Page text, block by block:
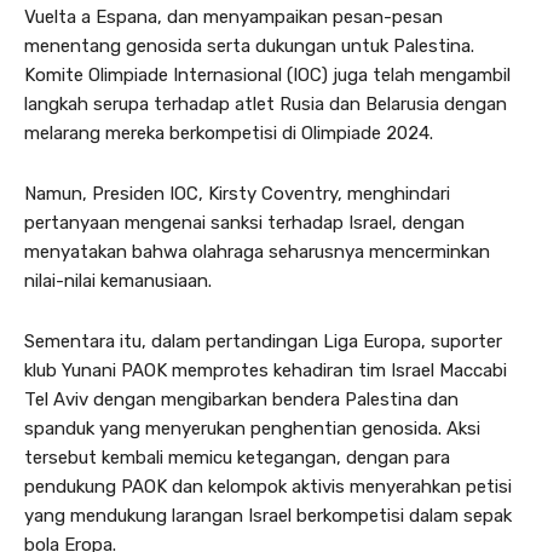
Vuelta a Espana, dan menyampaikan pesan-pesan
menentang genosida serta dukungan untuk Palestina.
Komite Olimpiade Internasional (IOC) juga telah mengambil
langkah serupa terhadap atlet Rusia dan Belarusia dengan
melarang mereka berkompetisi di Olimpiade 2024.
Namun, Presiden IOC, Kirsty Coventry, menghindari
pertanyaan mengenai sanksi terhadap Israel, dengan
menyatakan bahwa olahraga seharusnya mencerminkan
nilai-nilai kemanusiaan.
Sementara itu, dalam pertandingan Liga Europa, suporter
klub Yunani PAOK memprotes kehadiran tim Israel Maccabi
Tel Aviv dengan mengibarkan bendera Palestina dan
spanduk yang menyerukan penghentian genosida. Aksi
tersebut kembali memicu ketegangan, dengan para
pendukung PAOK dan kelompok aktivis menyerahkan petisi
yang mendukung larangan Israel berkompetisi dalam sepak
bola Eropa.